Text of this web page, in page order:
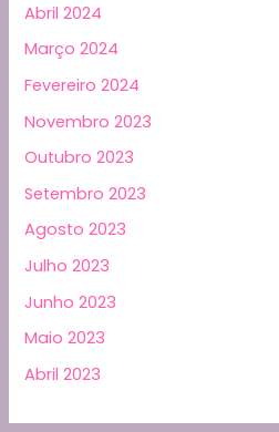
Abril 2024
Março 2024
Fevereiro 2024
Novembro 2023
Outubro 2023
Setembro 2023
Agosto 2023
Julho 2023
Junho 2023
Maio 2023
Abril 2023